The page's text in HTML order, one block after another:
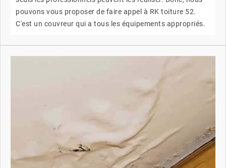
pouvons vous proposer de faire appel à RK toiture 52.
C'est un couvreur qui a tous les équipements appropriés.